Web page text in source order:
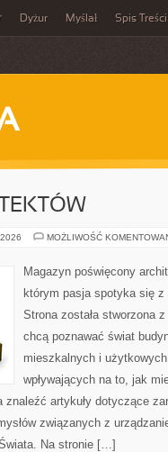
Dyżur Myślał Spis Treści
MOŻLIWOŚĆ
Magazyn poświęcony
którym pasja spotyka się
Strona została stworzona
chcą poznawać świat
mieszkalnych i
wpływających na to, jak
artykuły dotyczące
związanych z
Na stronie […]